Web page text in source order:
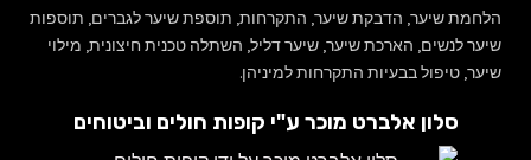
הלחמת שיער, הדבקת שיער, התקרחות, תוספת שיער לגברים, תוספות
שיער לנשים, הארכת שיער, שיער דליל, השתלה טכנית חיצונית, מילוי
שיער, טיפול בבעיות התקרחות למיניהן.
סלון אלברט מוכר ע"י קופות חולים וביטוחים